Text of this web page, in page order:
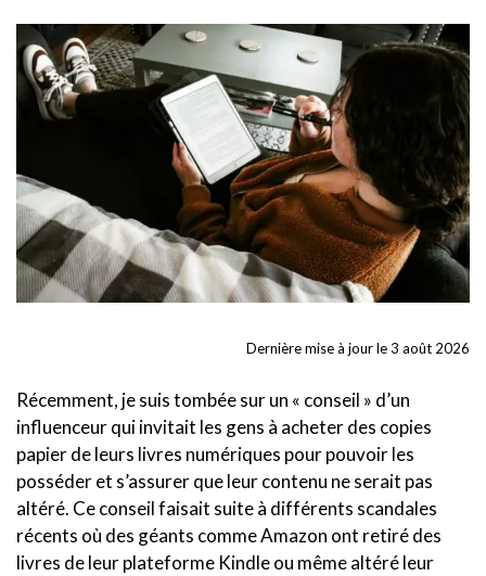
Dernière mise à jour le 3 août 2026
Récemment, je suis tombée sur un « conseil » d’un
influenceur qui invitait les gens à acheter des copies
papier de leurs livres numériques pour pouvoir les
posséder et s’assurer que leur contenu ne serait pas
altéré. Ce conseil faisait suite à différents scandales
récents où des géants comme Amazon ont retiré des
livres de leur plateforme Kindle ou même altéré leur